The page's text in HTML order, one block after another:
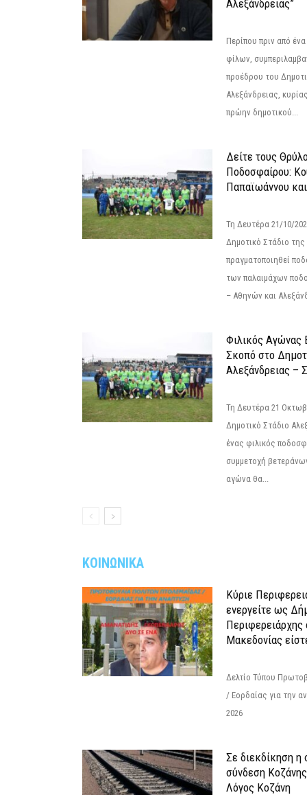
Αλεξάνδρειας”
Περίπου πριν από
φίλων,
προέδρου του
Αλεξάνδρειας,
πρώην δημοτικού...
Δείτε τους
Ποδοσφαίρου:
Παπαϊωάννου
Τη Δευτέρα 21/10/
Δημοτικό Στάδιο
πραγματοποιηθεί
των παλαιμάχων
– Αθηνών και
Φιλικός Αγώνας
Σκοπό στο
Αλεξάνδρειας –
Τη Δευτέρα 21
Δημοτικό Στάδιο
ένας φιλικός
συμμετοχή
αγώνα θα...
ΚΟΙΝΩΝΙΚΑ
Κύριε
ενεργείτε ως
Περιφερειάρχης
Μακεδονίας
Δελτίο Τύπου
/ Εορδαίας για την
2026
Σε διεκδίκηση η
σύνδεση
Λόγος Κοζάνη